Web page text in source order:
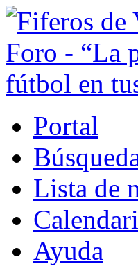
Portal
Lista de
Ayuda